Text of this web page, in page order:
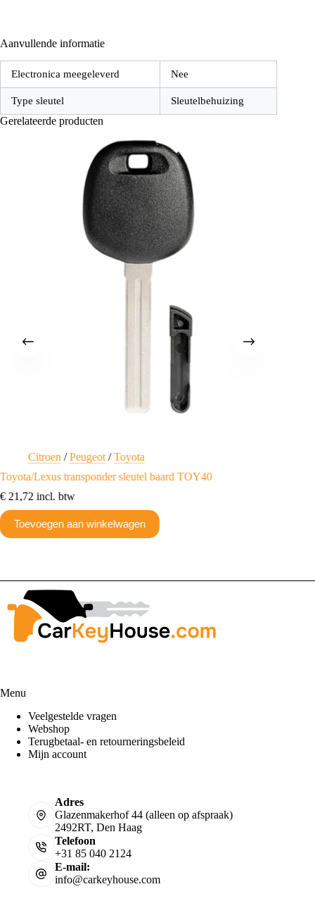
Aanvullende informatie
Electronica meegeleverd Nee
Type sleutel Sleutelbehuizing
Gerelateerde producten
Citroen /Peugeot/Toyota
Toyota/Lexus transponder sleutel baard TOY40
€ 21,72 incl. btw
Toevoegen aan winkelwagen
Menu
Veelgestelde vragen
Webshop
Terugbetaal- en retourneringsbeleid
Mijn account
Adres
Glazenmakerhof 44 (alleen op afspraak)
2492RT, Den Haag
Telefoon
+31 85 040 2124
E-mail:
info@carkeyhouse.com